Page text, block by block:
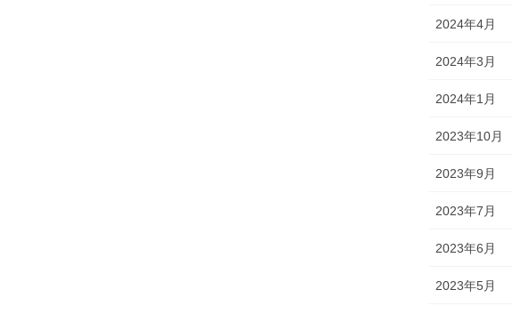
2024年4月
2024年3月
2024年1月
2023年10月
2023年9月
2023年7月
2023年6月
2023年5月